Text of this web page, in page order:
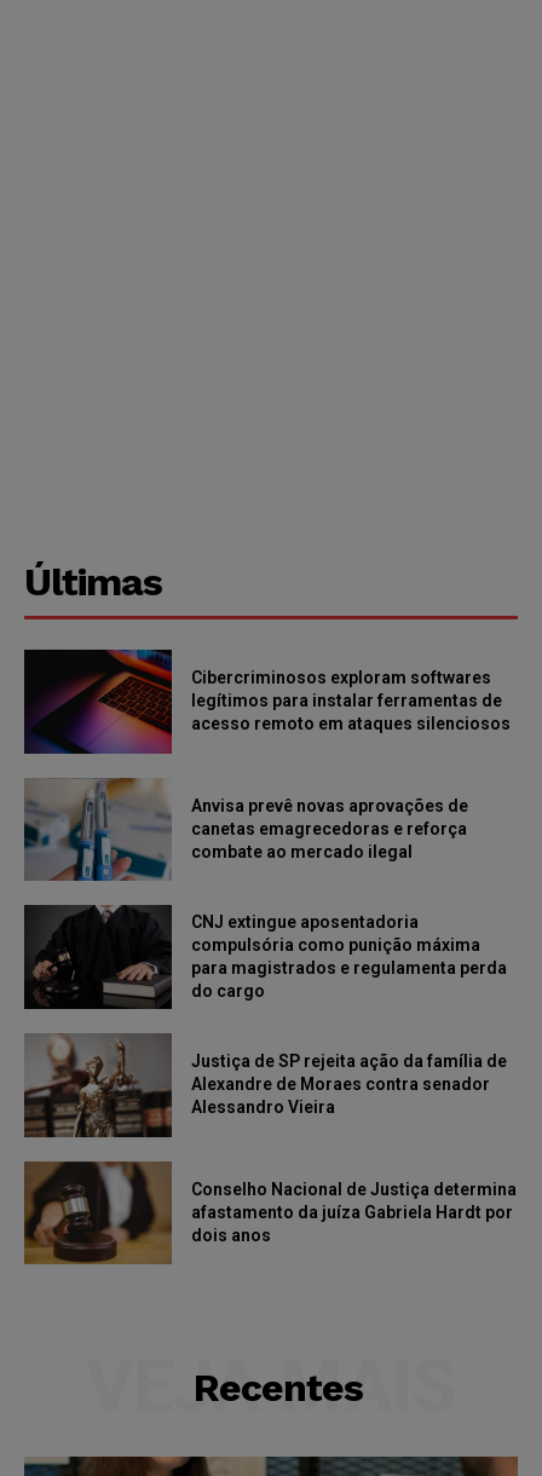
Últimas
Cibercriminosos exploram softwares
legítimos para instalar ferramentas de
acesso remoto em ataques silenciosos
Anvisa prevê novas aprovações de
canetas emagrecedoras e reforça
combate ao mercado ilegal
CNJ extingue aposentadoria
compulsória como punição máxima
para magistrados e regulamenta perda
do cargo
Justiça de SP rejeita ação da família de
Alexandre de Moraes contra senador
Alessandro Vieira
Conselho Nacional de Justiça determina
afastamento da juíza Gabriela Hardt por
dois anos
Recentes
VEJA MAIS